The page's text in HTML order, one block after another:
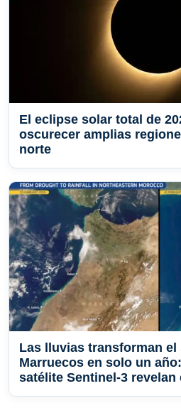
El eclipse solar total de
oscurecer amplias
norte
Las lluvias transforman el
Marruecos en solo un
satélite Sentinel-3 revelan